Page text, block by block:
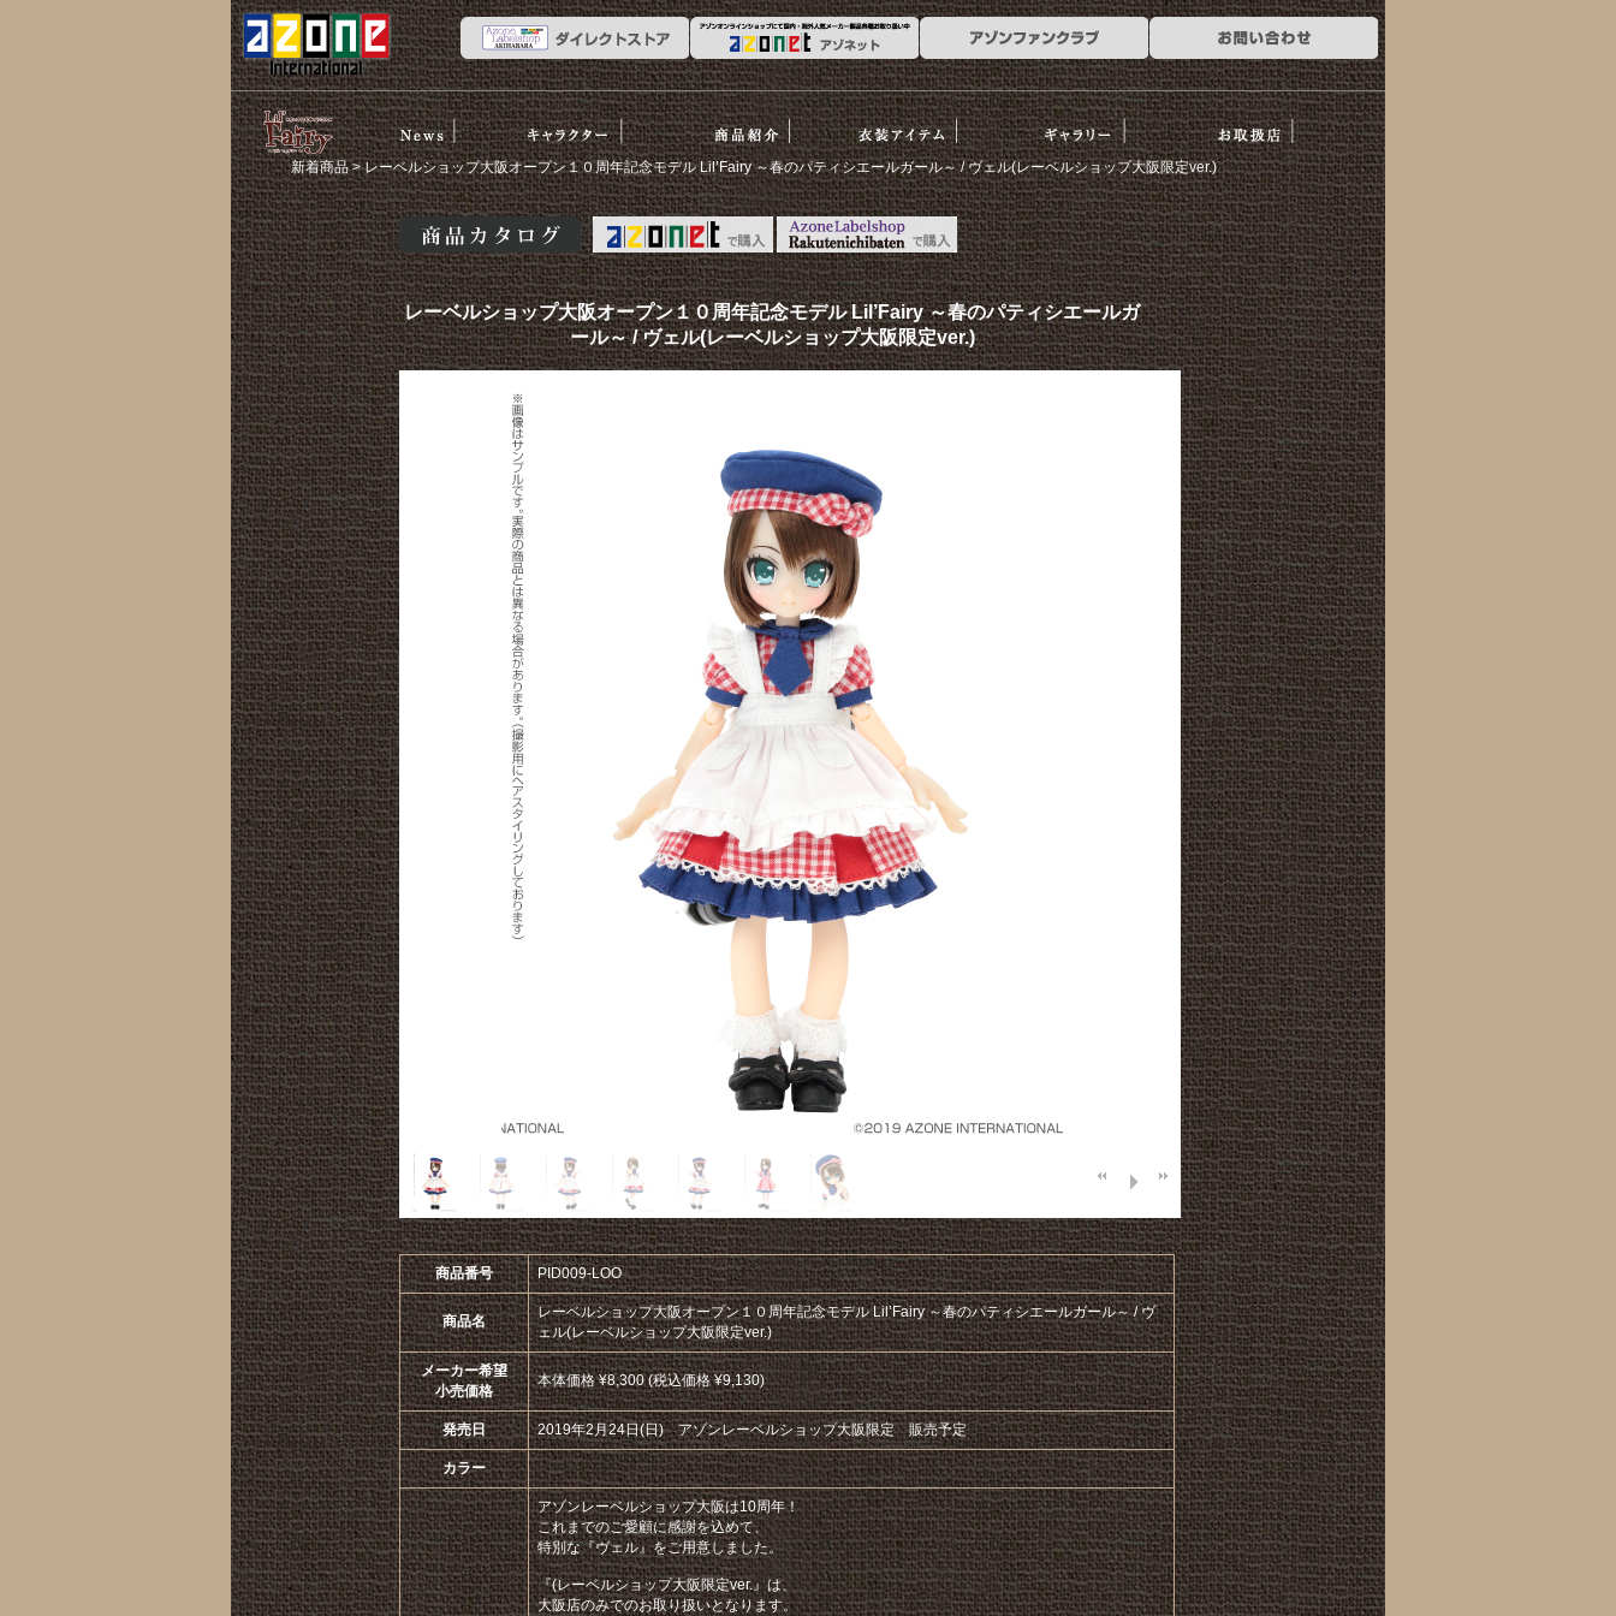
リルフェア
リー
News ストーリー 商品紹介 衣装アイテム ギャラリー
お取扱店
新着商品> レーベルショップ大阪オープン１０周年記念モデル Lil’Fairy ～春のパティシエールガール～ / ヴェル(レーベルショップ大阪限定ver.)
商品カタログ
レーベルショップ大阪オープン１０周年記念モデル Lil’Fairy ～春のパティシエールガ
ール～ / ヴェル(レーベルショップ大阪限定ver.)
商品番号 PID009-LOO
商品名
レーベルショップ大阪オープン１０周年記念モデル Lil’Fairy ～春のパティシエールガール～ / ヴ
ェル(レーベルショップ大阪限定ver.)
メーカー希望
小売価格
本体価格 ¥8,300 (税込価格 ¥9,130)
発売日 2019年2月24日(日) アゾンレーベルショップ大阪限定 販売予定
カラー
アゾンレーベルショップ大阪は10周年！
これまでのご愛顧に感謝を込めて、
特別な『ヴェル』をご用意しました。
『(レーベルショップ大阪限定ver.』は、
大阪店のみでのお取り扱いとなります。